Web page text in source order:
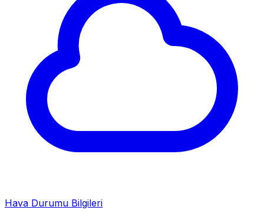
Hava Durumu Bilgileri